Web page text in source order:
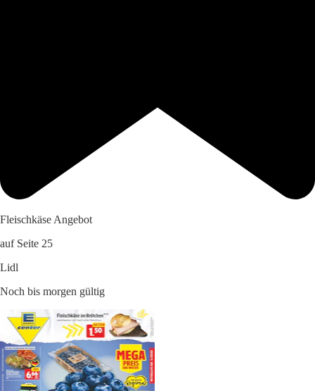
Fleischkäse Angebot
auf Seite 25
Lidl
Noch bis morgen gültig